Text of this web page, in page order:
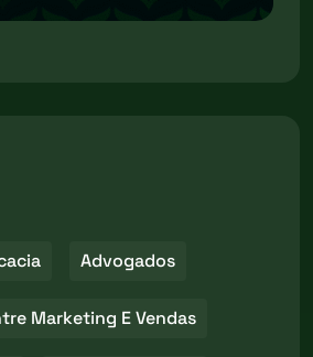
Advogados
Marketing E Vendas